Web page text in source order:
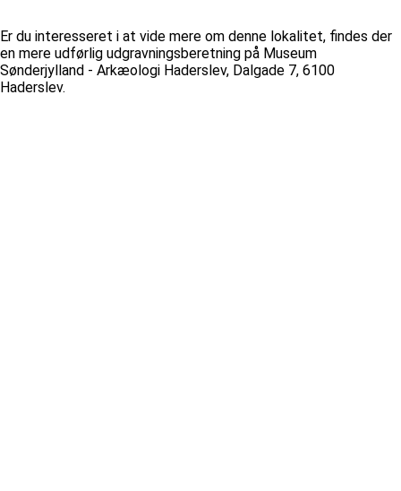
Er du interesseret i at vide mere om denne lokalitet, findes der
en mere udførlig udgravningsberetning på Museum
Sønderjylland - Arkæologi Haderslev, Dalgade 7, 6100
Haderslev.